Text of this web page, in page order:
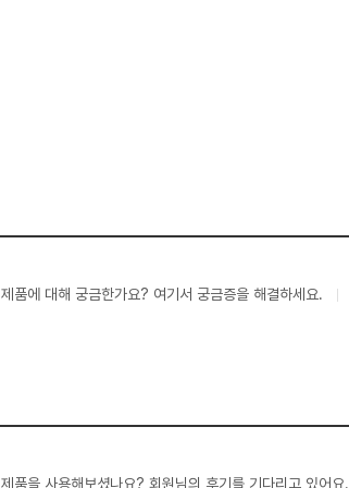
제품에 대해 궁금한가요? 여기서 궁금증을 해결하세요.
제품을 사용해보셨나요? 회원님의 후기를 기다리고 있어요.